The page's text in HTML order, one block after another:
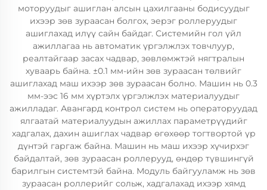
моторуудыг ашиглан алсын цахилгааны бодисуудыг
ихээр зөв зураасан болгох, эерэг роллеруудыг
ашиглахад илүү сайн байдаг. Системийн гол үйл
ажиллагаа нь автоматик үргэлжлэх товчлуур,
реалтайгаар засах чадвар, зөвлөмжтэй нягтралын
хуваарь байна. ±0.1 мм-ийн зөв зураасан төлвийг
ашиглахад маш ихээр зөв зураасан болно. Машин нь 0.3
мм-ээс 16 мм хүртэлх үргэлжлэх материалуудыг
ажилладаг. Авангард контрол систем нь операторуудад
ялгаатай материалуудын ажиллах параметрүүдийг
хадгалах, дахин ашиглах чадвар өгөхөөр тогтвортой үр
дүнтэй гаргаж байна. Машин нь маш ихээр хүчирхэг
байдалтай, зөв зураасан роллерууд, өндөр түвшингүй
барилгын системтэй байна. Модуль байгууламж нь зөв
зураасан роллерийг сольж, хадгалахад ихээр хямд